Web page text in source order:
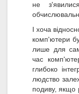
не
І хоча
комп'ютери
лише для
час
глибоко
людство
подиву, якщо